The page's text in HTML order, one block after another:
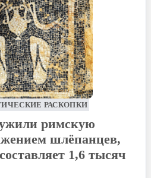
РАСКОПКИ
римскую
шлёпанцев,
1,6 тысяч